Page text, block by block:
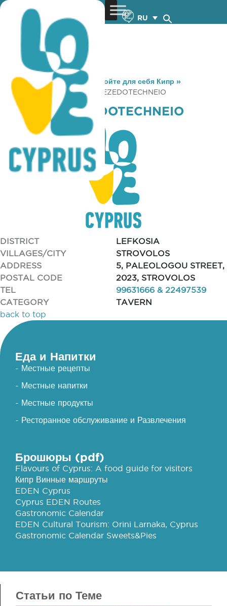
RU
You are here: Home »Откройте для себя Кипр »
Gastronomy
» KRITAMO MEZEDOTECHNEIO
KRITAMO MEZEDOTECHNEIO
DISTRICT
LEFKOSIA
VILLAGES/CITY
STROVOLOS
ADDRESS
5, PALEOLOGOU STREET,
POSTAL CODE
2023, STROVOLOS
TEL
99631666 & 22497539
CATEGORY
TAVERN
back to top
Еда и Напитки
- Местные рецепты
- Местные напитки
- Местные продукты
- Ресторанное обслуживание и Развлечения
Брошюры (pdf)
Flavours of Cyprus: A food guide for visitors
Кипр Винные маршруты
EDEN Cyprus
Cyprus EDEN Routes
Gastronomic Calendar
EDEN Cultural Tourism: Orini Larnaka, Cyprus
Gastronomic Calendar Sweets&Pies
Статьи по Теме